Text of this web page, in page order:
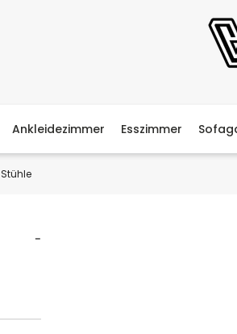
Ankleidezimmer Esszimmer
Stühle